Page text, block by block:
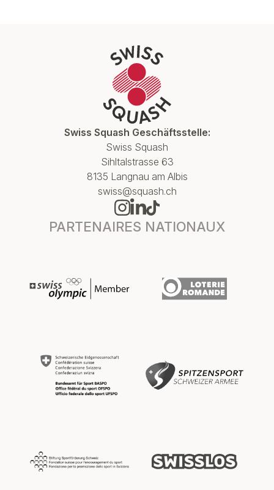
Swiss Squash Geschäftsstelle:
Swiss Squash
Sihltalstrasse 63
8135 Langnau am Albis
swiss@squash.ch
PARTENAIRES NATIONAUX